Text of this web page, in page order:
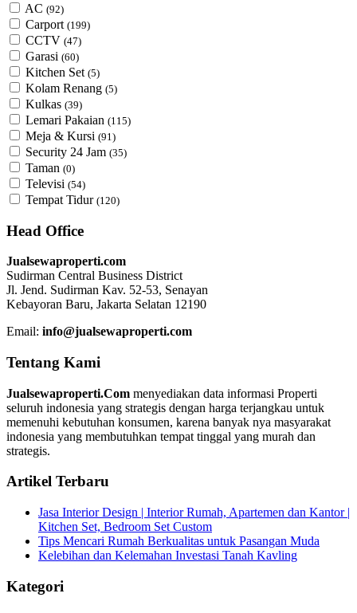
AC (92)
Carport (199)
CCTV (47)
Garasi (60)
Kitchen Set (5)
Kolam Renang (5)
Kulkas (39)
Lemari Pakaian (115)
Meja & Kursi (91)
Security 24 Jam (35)
Taman (0)
Televisi (54)
Tempat Tidur (120)
Head Office
Jualsewaproperti.com
Sudirman Central Business District
Jl. Jend. Sudirman Kav. 52-53, Senayan
Kebayoran Baru, Jakarta Selatan 12190
Email: info@jualsewaproperti.com
Tentang Kami
Jualsewaproperti.Com menyediakan data informasi Properti
seluruh indonesia yang strategis dengan harga terjangkau untuk
memenuhi kebutuhan konsumen, karena banyak nya masyarakat
indonesia yang membutuhkan tempat tinggal yang murah dan
strategis.
Artikel Terbaru
Jasa Interior Design | Interior Rumah, Apartemen dan Kantor |
Kitchen Set, Bedroom Set Custom
Tips Mencari Rumah Berkualitas untuk Pasangan Muda
Kelebihan dan Kelemahan Investasi Tanah Kavling
Kategori